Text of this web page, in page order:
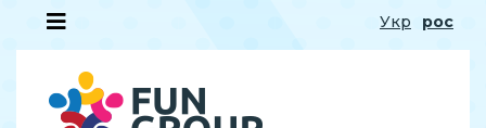
Укр рос